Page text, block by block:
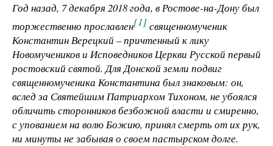
Год назад, 7 декабря 2018 года, в Ростове-на-Дону был
торжественно прославлен[1]священномученик
Константин Верецкий – причтенный к лику
Новомучеников и Исповедников Церкви Русской первый
ростовский святой. Для Донской земли подвиг
священномученика Константина был знаковым: он,
вслед за Святейшим Патриархом Тихоном, не убоялся
обличить сторонников безбожной власти и смиренно,
с упованием на волю Божию, принял смерть от их рук,
ни минуты не забывая о своем пастырском долге.